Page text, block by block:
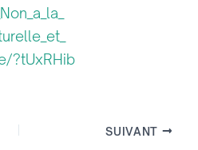
?tUxRHib
SUIVANT